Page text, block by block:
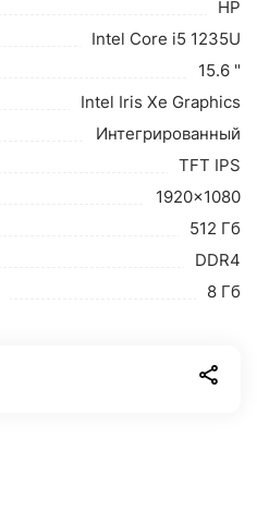
HP
Intel Core i5 1235U
15.6 "
Intel Iris Xe Graphics
Интегрированный
TFT IPS
1920x1080
512 Гб
DDR4
8 Гб